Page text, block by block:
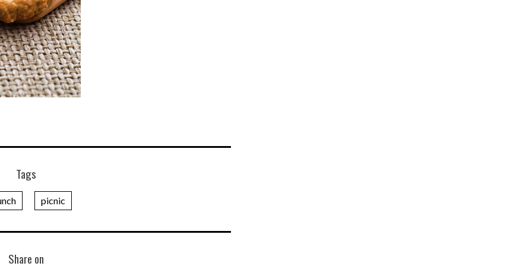
Tags
picnic
Share on